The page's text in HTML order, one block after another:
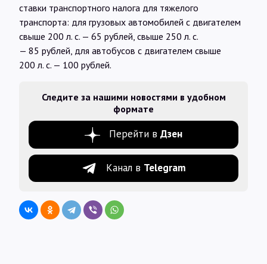
ставки транспортного налога для тяжелого
транспорта: для грузовых автомобилей с двигателем
свыше 200 л. с. — 65 рублей, свыше 250 л. с.
— 85 рублей, для автобусов с двигателем свыше
200 л. с. — 100 рублей.
Следите за нашими новостями в удобном
формате
Перейти в Дзен
Канал в Telegram